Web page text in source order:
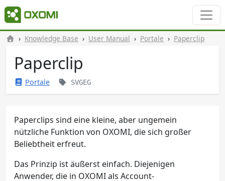
Knowledge Base User Manual Portale Paperclip
Paperclip
Portale SVGEG
Paperclips sind eine kleine, aber ungemein
nützliche Funktion von OXOMI, die sich großer
Beliebtheit erfreut.
Das Prinzip ist äußerst einfach. Diejenigen
Anwender, die in OXOMI als Account-